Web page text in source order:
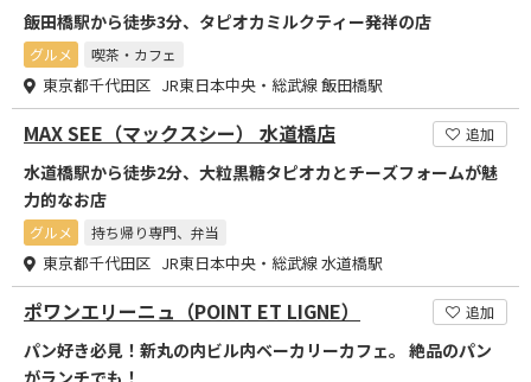
飯田橋駅から徒歩3分、タピオカミルクティー発祥の店
グルメ 喫茶・カフェ
東京都千代田区 JR東日本中央・総武線 飯田橋駅
MAX SEE（マックスシー） 水道橋店 追加
水道橋駅から徒歩2分、大粒黒糖タピオカとチーズフォームが魅
力的なお店
グルメ 持ち帰り専門、弁当
東京都千代田区 JR東日本中央・総武線 水道橋駅
ポワンエリーニュ（POINT ET LIGNE） 追加
パン好き必見！新丸の内ビル内ベーカリーカフェ。 絶品のパン
がランチでも！